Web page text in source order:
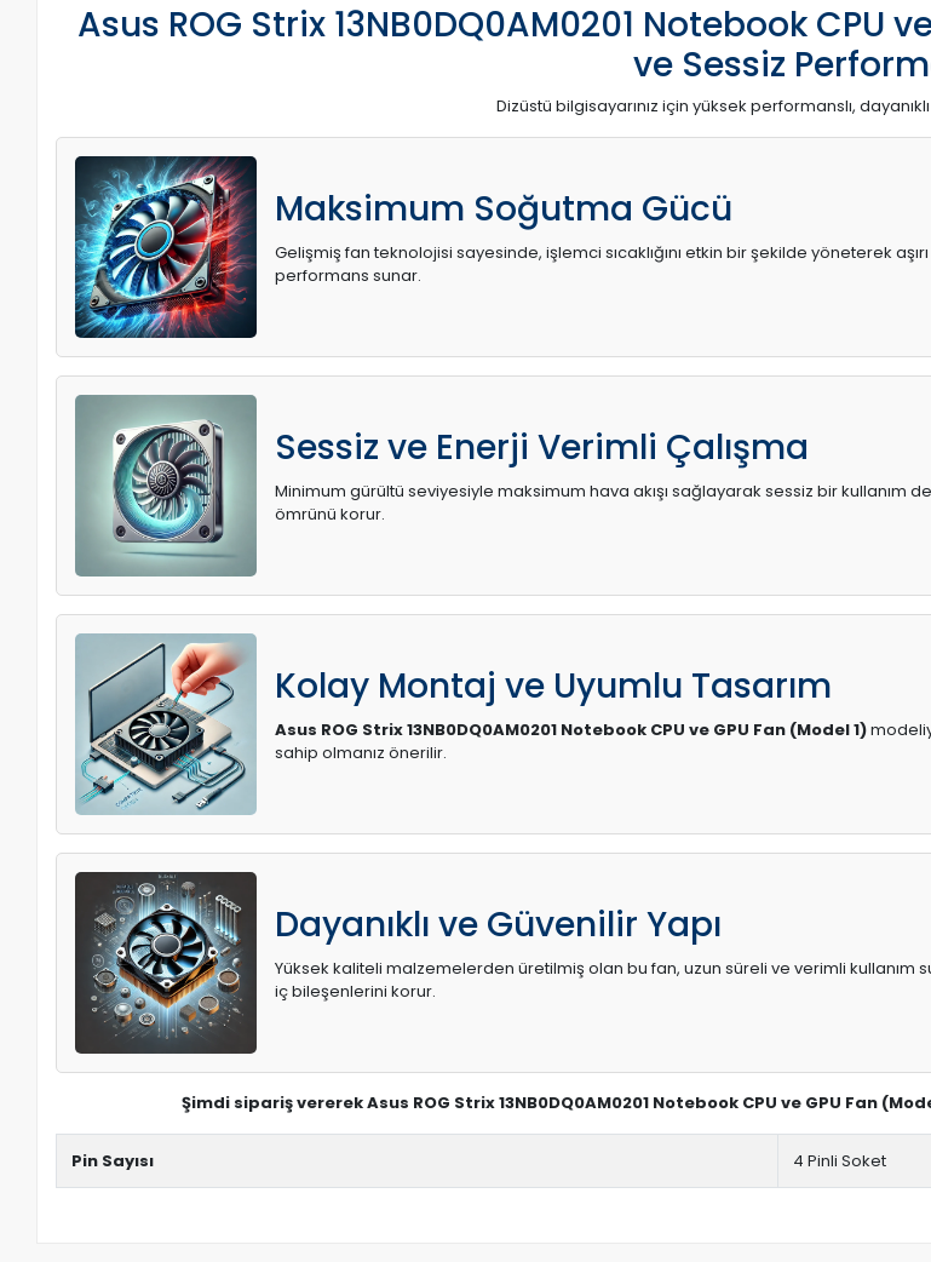
Asus ROG Strix 13NB0DQ0AM0201 Notebook CPU
ve Sessiz
Dizüstü bilgisayarınız için yüksek performanslı,
Maksimum Soğutma Gücü
Gelişmiş fan teknolojisi sayesinde, işlemci sıcaklığını etkin bir şekilde yöneterek
performans sunar.
Sessiz ve Enerji Verimli Çalışma
Minimum gürültü seviyesiyle maksimum hava akışı sağlayarak sessiz bir kullanım
ömrünü korur.
Kolay Montaj ve Uyumlu Tasarım
Asus ROG Strix 13NB0DQ0AM0201 Notebook CPU ve GPU Fan (Model 1)
sahip olmanız önerilir.
Dayanıklı ve Güvenilir Yapı
Yüksek kaliteli malzemelerden üretilmiş olan bu fan, uzun süreli ve verimli kullanım
iç bileşenlerini korur.
Şimdi sipariş vererek Asus ROG Strix 13NB0DQ0AM0201 Notebook CPU ve GPU Fan
Pin Sayısı 4 Pinli Soket